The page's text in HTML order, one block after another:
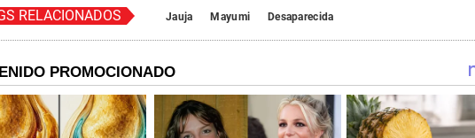
RELACIONADOS Jauja Mayumi Desaparecida